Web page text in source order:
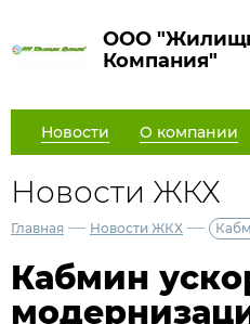
ООО
Компания"
Новости О компании
Новости ЖКХ
Главная — Новости ЖКХ —
Кабмин